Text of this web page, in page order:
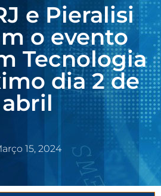
e Pieralisi
o evento
Tecnologia
dia 2 de
abril
15, 2024